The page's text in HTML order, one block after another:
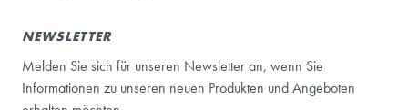
NEWSLETTER
Melden Sie sich für unseren Newsletter an, wenn Sie
Informationen zu unseren neuen Produkten und Angeboten